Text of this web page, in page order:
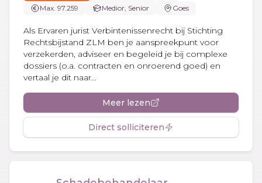
Max. 97.259
Medior, Senior Goes
Als Ervaren jurist Verbintenissenrecht bij Stichting
Rechtsbijstand ZLM ben je aanspreekpunt voor
verzekerden, adviseer en begeleid je bij complexe
dossiers (o.a. contracten en onroerend goed) en
vertaal je dit naar...
Meer lezen
Direct solliciteren